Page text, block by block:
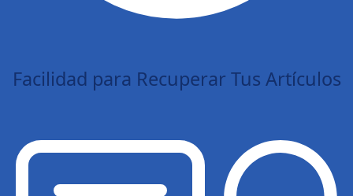
Facilidad para Recuperar Tus Artículos